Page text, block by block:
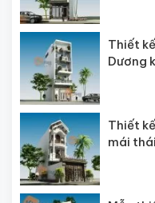
Thiết
Dương
Thiết
mái thái